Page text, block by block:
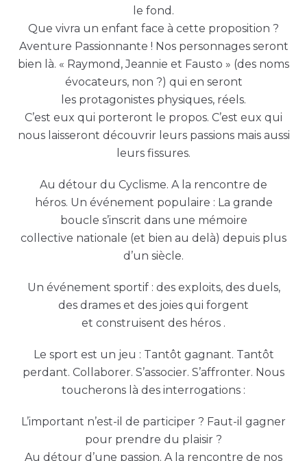
le fond.
Que vivra un enfant face à cette proposition ?
Aventure Passionnante ! Nos personnages seront
bien là. « Raymond, Jeannie et Fausto » (des noms
évocateurs, non ?) qui en seront
les protagonistes physiques, réels.
C’est eux qui porteront le propos. C’est eux qui
nous laisseront découvrir leurs passions mais aussi
leurs fissures.
Au détour du Cyclisme. A la rencontre de
héros. Un événement populaire : La grande
boucle s’inscrit dans une mémoire
collective nationale (et bien au delà) depuis plus
d’un siècle.
Un événement sportif : des exploits, des duels,
des drames et des joies qui forgent
et construisent des héros .
Le sport est un jeu : Tantôt gagnant. Tantôt
perdant. Collaborer. S’associer. S’affronter. Nous
toucherons là des interrogations :
L’important n’est-il de participer ? Faut-il gagner
pour prendre du plaisir ?
Au détour d’une passion. A la rencontre de nos